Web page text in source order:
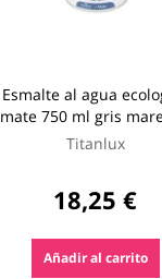
Esmalte al agua
mate 750 ml gris
titanlux
Titanlux
18,25 €
Añadir al carrito